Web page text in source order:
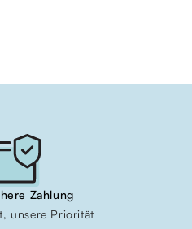
Zahlung
unsere Priorität